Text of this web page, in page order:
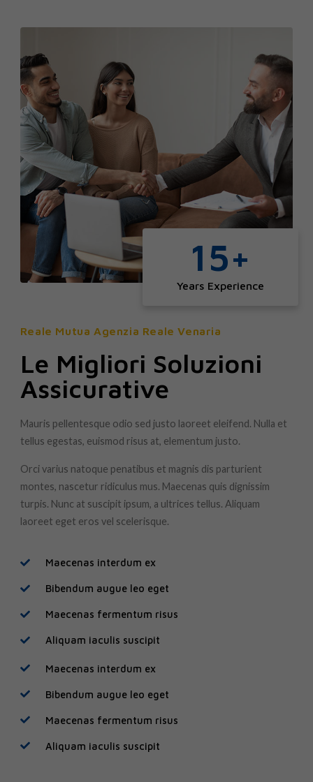
Years Experience
15+
Reale Mutua Agenzia Reale Venaria
Le Migliori Soluzioni
Assicurative
Mauris pellentesque odio sed justo laoreet eleifend. Nulla et
tellus egestas, euismod risus at, elementum justo.
Orci varius natoque penatibus et magnis dis parturient
montes, nascetur ridiculus mus. Maecenas quis dignissim
turpis. Nunc at suscipit ipsum, a ultrices tellus. Aliquam
laoreet eget eros vel scelerisque.
Maecenas interdum ex
Bibendum augue leo eget
Maecenas fermentum risus
Aliquam iaculis suscipit
Maecenas interdum ex
Bibendum augue leo eget
Maecenas fermentum risus
Aliquam iaculis suscipit